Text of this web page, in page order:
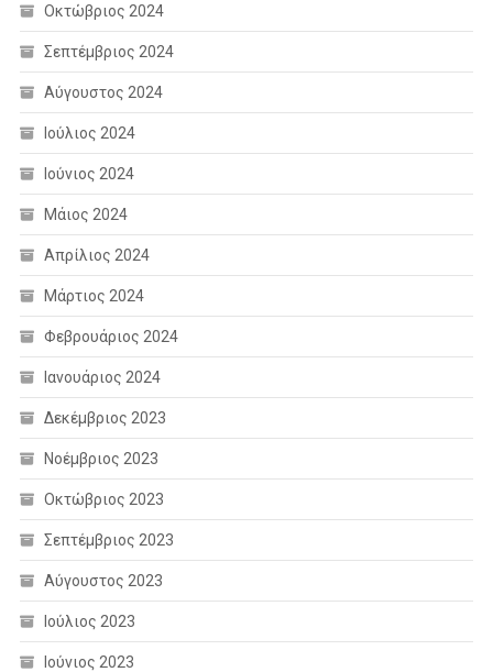
Οκτώβριος 2024
Σεπτέμβριος 2024
Αύγουστος 2024
Ιούλιος 2024
Ιούνιος 2024
Μάιος 2024
Απρίλιος 2024
Μάρτιος 2024
Φεβρουάριος 2024
Ιανουάριος 2024
Δεκέμβριος 2023
Νοέμβριος 2023
Οκτώβριος 2023
Σεπτέμβριος 2023
Αύγουστος 2023
Ιούλιος 2023
Ιούνιος 2023